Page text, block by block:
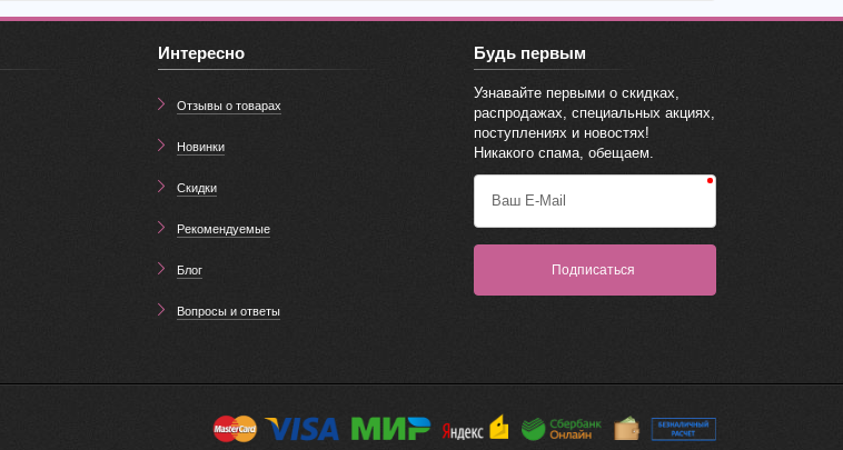
Интересно
Отзывы о товарах
Новинки
Скидки
Рекомендуемые
Блог
Вопросы и ответы
Будь первым
Узнавайте первыми о скидках,
распродажах, специальных акциях,
поступлениях и новостях!
Никакого спама, обещаем.
Ваш E-Mail
Подписаться